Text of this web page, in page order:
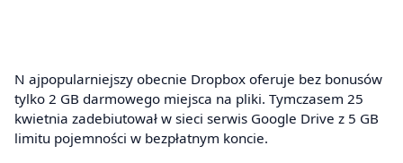
N ajpopularniejszy obecnie Dropbox oferuje bez bonusów
tylko 2 GB darmowego miejsca na pliki. Tymczasem 25
kwietnia zadebiutował w sieci serwis Google Drive z 5 GB
limitu pojemności w bezpłatnym koncie.